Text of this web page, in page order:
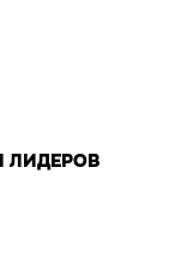
ЛИДЕРОВ